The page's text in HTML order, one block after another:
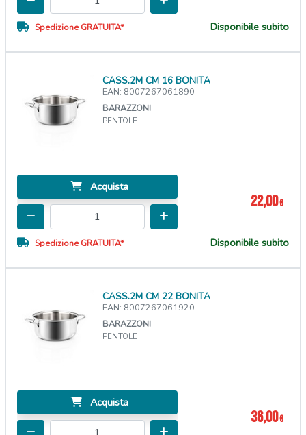
Spedizione GRATUITA* Disponibile subito
CASS.2M CM 16 BONITA
EAN: 8007267061890
BARAZZONI
PENTOLE
Acquista
22,00€
Spedizione GRATUITA* Disponibile subito
CASS.2M CM 22 BONITA
EAN: 8007267061920
BARAZZONI
PENTOLE
Acquista
36,00€